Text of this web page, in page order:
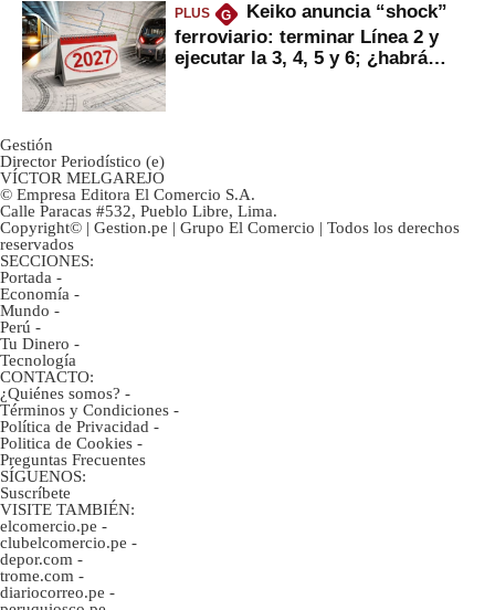
PLUS G
Keiko anuncia “shock”
ferroviario: terminar Línea 2 y
ejecutar la 3, 4, 5 y 6; ¿habrá
Gestión
Director Periodístico (e)
VÍCTOR MELGAREJO
© Empresa Editora El Comercio S.A.
Calle Paracas #532, Pueblo Libre, Lima.
Copyright© | Gestion.pe | Grupo El Comercio | Todos los derechos
reservados
SECCIONES:
Portada -
Economía -
Mundo -
Perú -
Tu Dinero -
Tecnología
CONTACTO:
¿Quiénes somos? -
Términos y Condiciones -
Política de Privacidad -
Politica de Cookies -
Preguntas Frecuentes
SÍGUENOS:
Suscríbete
VISITE TAMBIÉN:
elcomercio.pe -
clubelcomercio.pe -
depor.com -
trome.com -
diariocorreo.pe -